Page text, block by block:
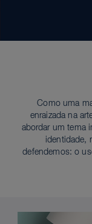
Como uma
enraizada na
abordar um tema
identidade,
defendemos: o